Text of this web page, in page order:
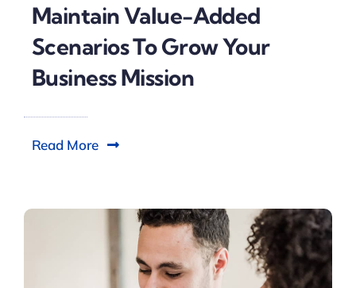
Maintain Value-Added
Scenarios To Grow Your
Business Mission
Read More